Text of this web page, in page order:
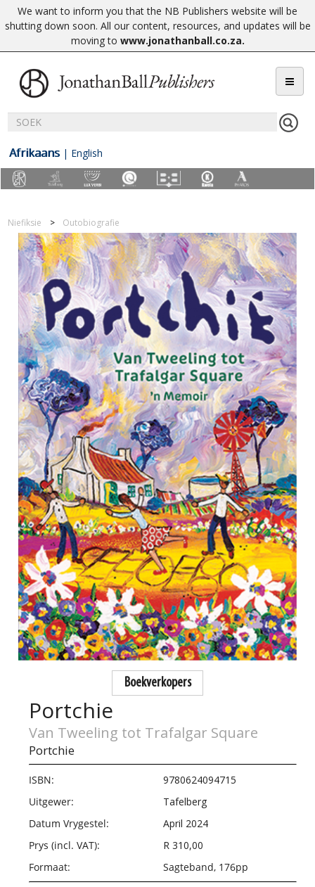
We want to inform you that the NB Publishers website will be
shutting down soon. All our content, resources, and updates will be
moving to www.jonathanball.co.za.
Afrikaans | English
Niefiksie Outobiografie
Boekverkopers
Portchie
Van Tweeling tot Trafalgar Square
Portchie
ISBN:
9780624094715
Uitgewer:
Tafelberg
Datum Vrygestel:
April 2024
Prys (incl. VAT):
R 310,00
Formaat:
Sagteband, 176pp